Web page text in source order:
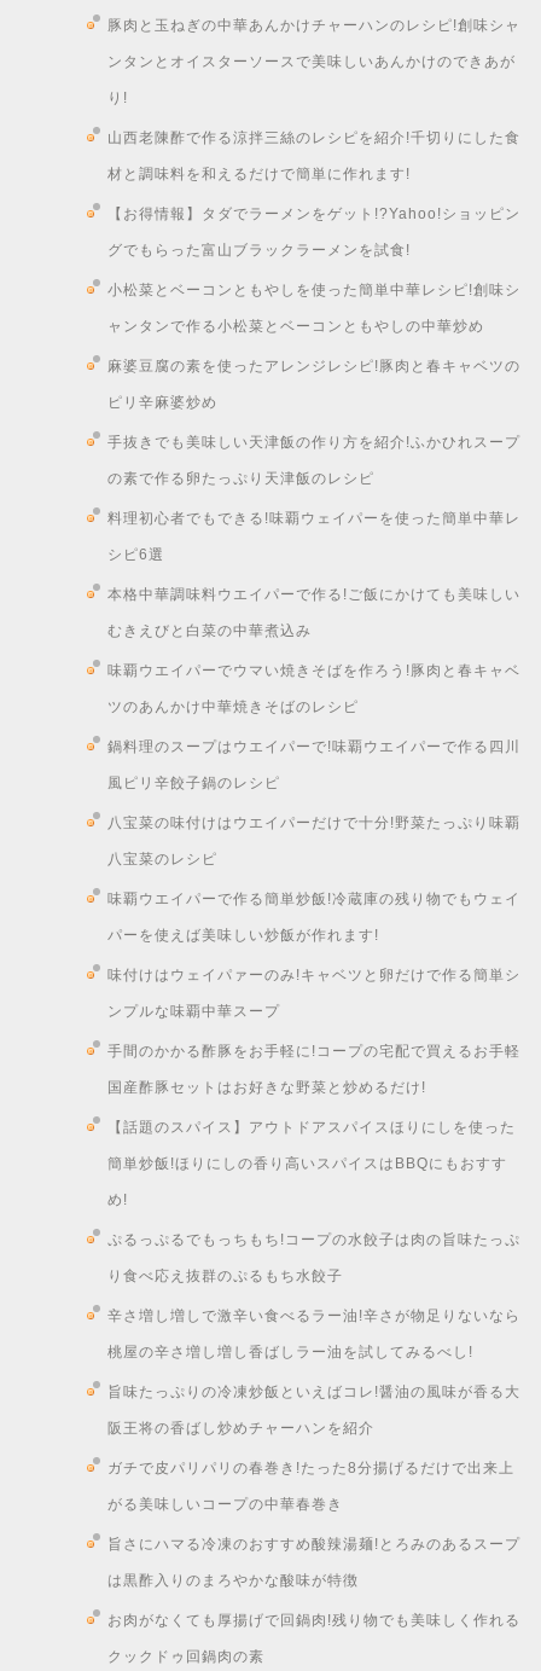
豚肉と玉ねぎの中華あんかけチャーハンのレシピ!創味シャ
ンタンとオイスターソースで美味しいあんかけのできあが
り!
山西老陳酢で作る涼拌三絲のレシピを紹介!千切りにした食
材と調味料を和えるだけで簡単に作れます!
【お得情報】タダでラーメンをゲット!?Yahoo!ショッピン
グでもらった富山ブラックラーメンを試食!
小松菜とベーコンともやしを使った簡単中華レシピ!創味シ
ャンタンで作る小松菜とベーコンともやしの中華炒め
麻婆豆腐の素を使ったアレンジレシピ!豚肉と春キャベツの
ピリ辛麻婆炒め
手抜きでも美味しい天津飯の作り方を紹介!ふかひれスープ
の素で作る卵たっぷり天津飯のレシピ
料理初心者でもできる!味覇ウェイパーを使った簡単中華レ
シピ6選
本格中華調味料ウエイパーで作る!ご飯にかけても美味しい
むきえびと白菜の中華煮込み
味覇ウエイパーでウマい焼きそばを作ろう!豚肉と春キャベ
ツのあんかけ中華焼きそばのレシピ
鍋料理のスープはウエイパーで!味覇ウエイパーで作る四川
風ピリ辛餃子鍋のレシピ
八宝菜の味付けはウエイパーだけで十分!野菜たっぷり味覇
八宝菜のレシピ
味覇ウエイパーで作る簡単炒飯!冷蔵庫の残り物でもウェイ
パーを使えば美味しい炒飯が作れます!
味付けはウェイパァーのみ!キャベツと卵だけで作る簡単シ
ンプルな味覇中華スープ
手間のかかる酢豚をお手軽に!コープの宅配で買えるお手軽
国産酢豚セットはお好きな野菜と炒めるだけ!
【話題のスパイス】アウトドアスパイスほりにしを使った
簡単炒飯!ほりにしの香り高いスパイスはBBQにもおすす
め!
ぷるっぷるでもっちもち!コープの水餃子は肉の旨味たっぷ
り食べ応え抜群のぷるもち水餃子
辛さ増し増しで激辛い食べるラー油!辛さが物足りないなら
桃屋の辛さ増し増し香ばしラー油を試してみるべし!
旨味たっぷりの冷凍炒飯といえばコレ!醤油の風味が香る大
阪王将の香ばし炒めチャーハンを紹介
ガチで皮パリパリの春巻き!たった8分揚げるだけで出来上
がる美味しいコープの中華春巻き
旨さにハマる冷凍のおすすめ酸辣湯麺!とろみのあるスープ
は黒酢入りのまろやかな酸味が特徴
お肉がなくても厚揚げで回鍋肉!残り物でも美味しく作れる
クックドゥ回鍋肉の素